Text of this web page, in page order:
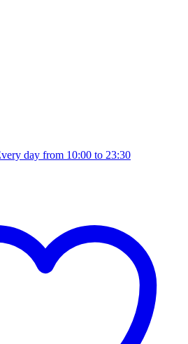
day from 10:00 to 23:30